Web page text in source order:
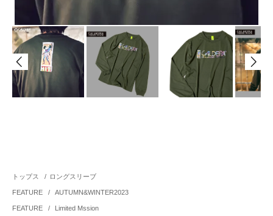
トップス / ロングスリーブ
FEATURE / AUTUMN&WINTER2023
FEATURE / Limited Mssion